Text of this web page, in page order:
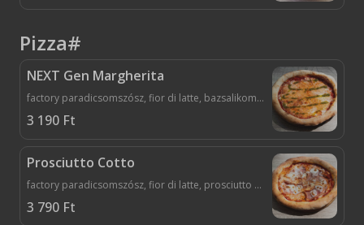
Pizza#
NEXT Gen Margherita
factory paradicsomszósz, fior di latte, bazsalikom pesto, fokhagymás olivaolaj
3 190 Ft
Prosciutto Cotto
factory paradicsomszósz, fior di latte, prosciutto cotto/főtt sertés sonka, fokhagymás olivaolaj
3 790 Ft